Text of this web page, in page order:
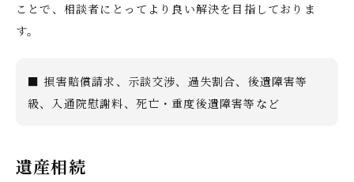
ことで、相談者にとってより良い解決を目指しておりま
す。
■ 損害賠償請求、示談交渉、過失割合、後遺障害等
級、入通院慰謝料、死亡・重度後遺障害等など
遺産相続